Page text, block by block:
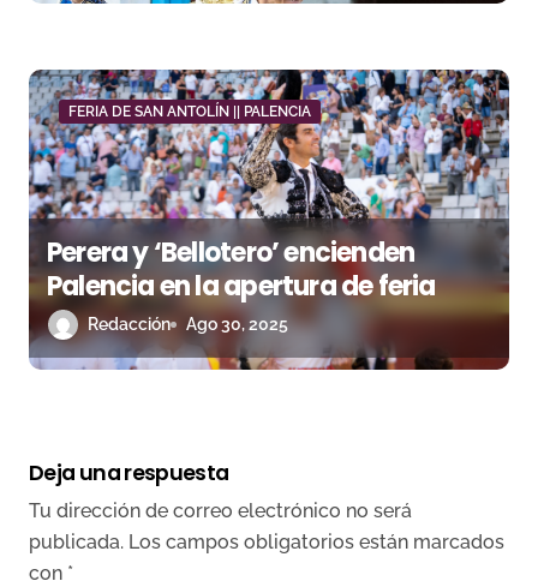
FERIA DE SAN ANTOLÍN || PALENCIA
Perera y ‘Bellotero’ encienden
Palencia en la apertura de feria
Redacción Ago 30, 2025
Deja una respuesta
Tu dirección de correo electrónico no será
publicada. Los campos obligatorios están marcados
con *